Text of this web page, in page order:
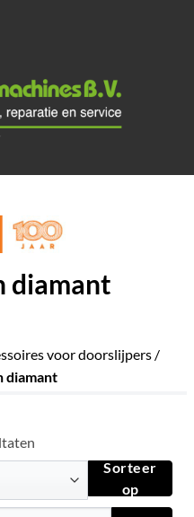
diamant
voor doorslijpers /
diamant
Sorteer
op